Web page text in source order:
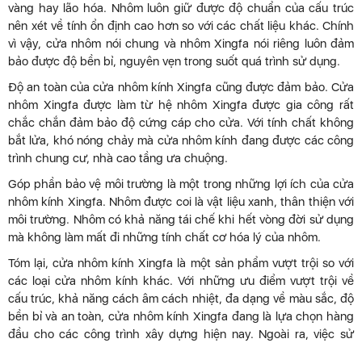
vàng hay lão hóa. Nhôm luôn giữ được độ chuẩn của cấu trúc
nên xét về tính ổn định cao hơn so với các chất liệu khác. Chính
vì vậy, cửa nhôm nói chung và nhôm Xingfa nói riêng luôn đảm
bảo được độ bền bỉ, nguyên vẹn trong suốt quá trình sử dụng.
Độ an toàn của cửa nhôm kính Xingfa cũng được đảm bảo. Cửa
nhôm Xingfa được làm từ hệ nhôm Xingfa được gia công rất
chắc chắn đảm bảo độ cứng cáp cho cửa. Với tính chất không
bắt lửa, khó nóng chảy mà cửa nhôm kính đang được các công
trình chung cư, nhà cao tầng ưa chuộng.
Góp phần bảo vệ môi trường là một trong những lợi ích của cửa
nhôm kính Xingfa. Nhôm được coi là vật liệu xanh, thân thiện với
môi trường. Nhôm có khả năng tái chế khi hết vòng đời sử dụng
mà không làm mất đi những tính chất cơ hóa lý của nhôm.
Tóm lại, cửa nhôm kính Xingfa là một sản phẩm vượt trội so với
các loại cửa nhôm kính khác. Với những ưu điểm vượt trội về
cấu trúc, khả năng cách âm cách nhiệt, đa dạng về màu sắc, độ
bền bỉ và an toàn, cửa nhôm kính Xingfa đang là lựa chọn hàng
đầu cho các công trình xây dựng hiện nay. Ngoài ra, việc sử